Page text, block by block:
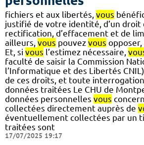
fichiers et aux libertés, vous
justifié de votre identité, d’un droit
rectification, d’effacement et de
ailleurs, vous pouvez vous opposer,
Et, si vous l’estimez nécessaire,
faculté de saisir la Commission
l’Informatique et des Libertés
de ces droits, et toute
données traitées Le CHU de
données personnelles vous
collectées directement auprès de
éventuellement collectées par un
traitées sont
17/07/2025 19:17